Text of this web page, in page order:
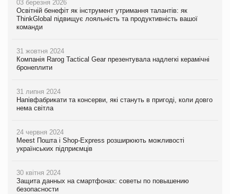
03 березня 2026
Освітній бенефіт як інструмент утримання талантів: як
ThinkGlobal підвищує лояльність та продуктивність вашої
команди
31 жовтня 2024
Компанія Rarog Tactical Gear презентувала надлегкі керамічні
бронеплити
31 липня 2024
Напівфабрикати та консерви, які стануть в пригоді, коли довго
нема світла
24 червня 2024
Meest Пошта і Shop-Express розширюють можливості
українських підприємців
30 квітня 2024
Защита данных на смартфонах: советы по повышению
безопасности